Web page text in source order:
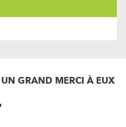
GRAND MERCI À EUX